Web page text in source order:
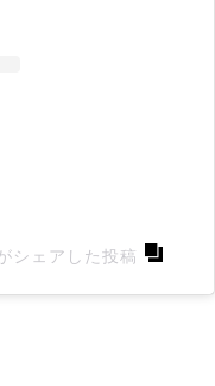
シェアした投稿